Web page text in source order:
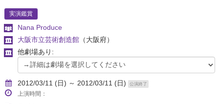
実演鑑賞
Nana Produce
大阪市立芸術創造館 （大阪府）
他劇場あり:
2012/03/11 (日) ～ 2012/03/11 (日) 公演終了
上演時間：